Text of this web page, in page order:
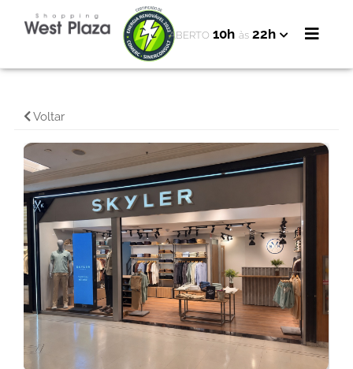
ABERTO 10h às 22h
Voltar